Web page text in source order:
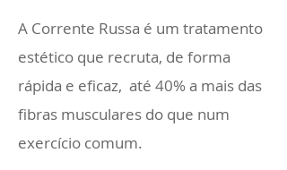
A Corrente Russa é um tratamento
estético que recruta, de forma
rápida e eficaz, até 40% a mais das
fibras musculares do que num
exercício comum.